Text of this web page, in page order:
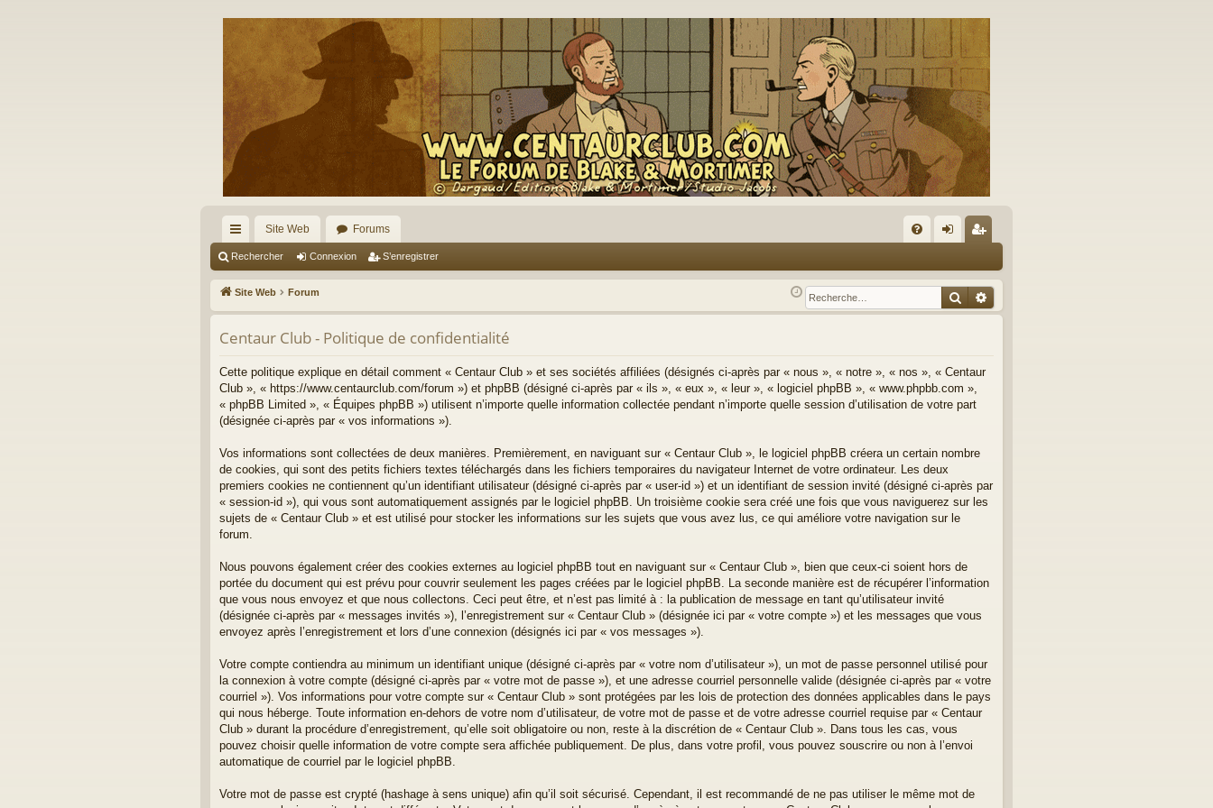
cc
ès
ra
pi
Site Web Forums
Q ne
xi
nr
eg
Rechercher Connexion S’enregistrer
Site Web Forum Rechercher
Recherche avancée
Centaur Club - Politique de confidentialité
Cette politique explique en détail comment « Centaur Club » et ses sociétés affiliées (désignés ci-après par « nous », « notre », « nos », « Centaur
Club », « https://www.centaurclub.com/forum ») et phpBB (désigné ci-après par « ils », « eux », « leur », « logiciel phpBB », « www.phpbb.com »,
« phpBB Limited », « Équipes phpBB ») utilisent n’importe quelle information collectée pendant n’importe quelle session d’utilisation de votre part
(désignée ci-après par « vos informations »).
Vos informations sont collectées de deux manières. Premièrement, en naviguant sur « Centaur Club », le logiciel phpBB créera un certain nombre
de cookies, qui sont des petits fichiers textes téléchargés dans les fichiers temporaires du navigateur Internet de votre ordinateur. Les deux
premiers cookies ne contiennent qu’un identifiant utilisateur (désigné ci-après par « user-id ») et un identifiant de session invité (désigné ci-après par
« session-id »), qui vous sont automatiquement assignés par le logiciel phpBB. Un troisième cookie sera créé une fois que vous naviguerez sur les
sujets de « Centaur Club » et est utilisé pour stocker les informations sur les sujets que vous avez lus, ce qui améliore votre navigation sur le
forum.
Nous pouvons également créer des cookies externes au logiciel phpBB tout en naviguant sur « Centaur Club », bien que ceux-ci soient hors de
portée du document qui est prévu pour couvrir seulement les pages créées par le logiciel phpBB. La seconde manière est de récupérer l’information
que vous nous envoyez et que nous collectons. Ceci peut être, et n’est pas limité à : la publication de message en tant qu’utilisateur invité
(désignée ci-après par « messages invités »), l’enregistrement sur « Centaur Club » (désignée ici par « votre compte ») et les messages que vous
envoyez après l’enregistrement et lors d’une connexion (désignés ici par « vos messages »).
Votre compte contiendra au minimum un identifiant unique (désigné ci-après par « votre nom d’utilisateur »), un mot de passe personnel utilisé pour
la connexion à votre compte (désigné ci-après par « votre mot de passe »), et une adresse courriel personnelle valide (désignée ci-après par « votre
courriel »). Vos informations pour votre compte sur « Centaur Club » sont protégées par les lois de protection des données applicables dans le pays
qui nous héberge. Toute information en-dehors de votre nom d’utilisateur, de votre mot de passe et de votre adresse courriel requise par « Centaur
Club » durant la procédure d’enregistrement, qu’elle soit obligatoire ou non, reste à la discrétion de « Centaur Club ». Dans tous les cas, vous
pouvez choisir quelle information de votre compte sera affichée publiquement. De plus, dans votre profil, vous pouvez souscrire ou non à l’envoi
automatique de courriel par le logiciel phpBB.
Votre mot de passe est crypté (hashage à sens unique) afin qu’il soit sécurisé. Cependant, il est recommandé de ne pas utiliser le même mot de